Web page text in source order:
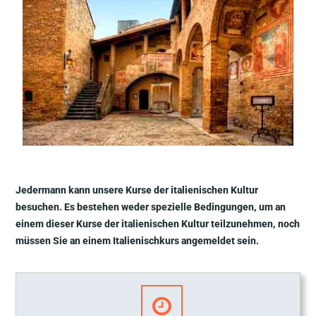
Jedermann kann unsere Kurse der italienischen Kultur
besuchen. Es bestehen weder spezielle Bedingungen, um an
einem dieser Kurse der italienischen Kultur teilzunehmen, noch
müssen Sie an einem Italienischkurs angemeldet sein.